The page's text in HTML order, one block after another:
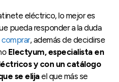
eléctrico, lo mejor es
pueda responder a la duda
, además de decidirse
Electyum, especialista en
y con un catálogo
se elija el que más se